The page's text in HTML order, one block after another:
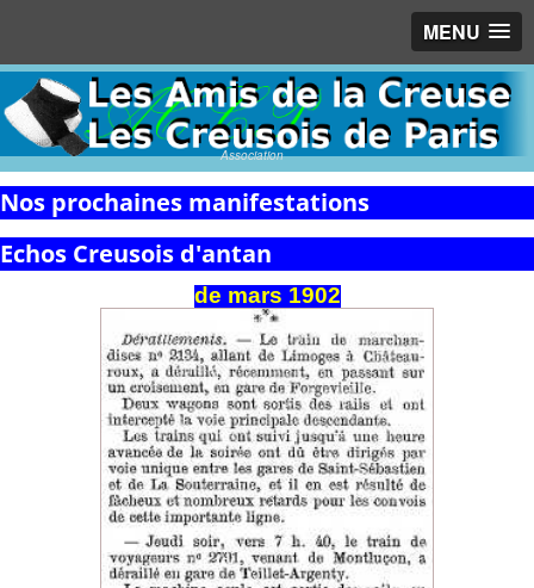
MENU
Association
Nos prochaines manifestations
Echos Creusois d'antan
de mars 1902